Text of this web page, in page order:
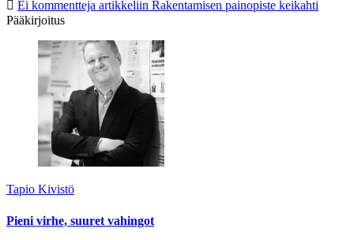
Ei kommentteja artikkeliin Rakentamisen painopiste keikahti
Pääkirjoitus
Tapio Kivistö
Pieni virhe, suuret vahingot